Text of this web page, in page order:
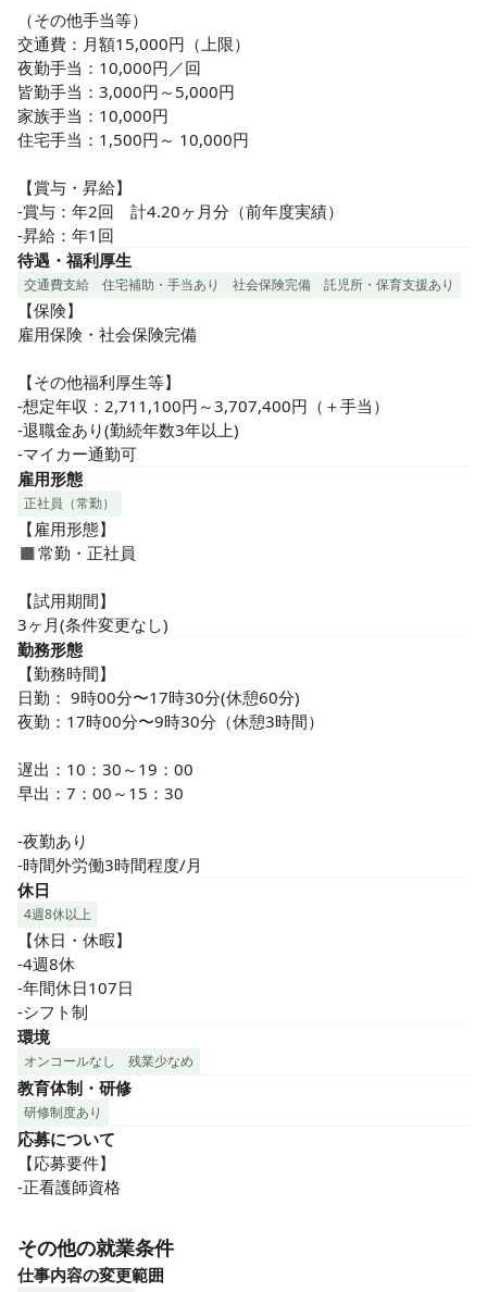
◆夜勤は仮眠180分あるので、夜勤の体負担も軽減されてい
ます。
◇研修・フォローアップ体制バッチリで安心です◇
◆教育委員会主催で月に1回の研修会がございます
◆OJT研修あり！また、老健協会の外部研修にも参加可能です
（その他手当等）
交通費：月額15,000円（上限）
夜勤手当：10,000円／回
皆勤手当：3,000円～5,000円
家族手当：10,000円
住宅手当：1,500円～ 10,000円
【賞与・昇給】
-賞与：年2回　計4.20ヶ月分（前年度実績）
-昇給：年1回
待遇・福利厚生
交通費支給 住宅補助・手当あり 社会保険完備 託児所・保育支援あり
【保険】
雇用保険・社会保険完備
【その他福利厚生等】
-想定年収：2,711,100円～3,707,400円（＋手当）
-退職金あり(勤続年数3年以上)
-マイカー通勤可
雇用形態
正社員（常勤）
【雇用形態】
◼︎常勤・正社員
【試用期間】
3ヶ月(条件変更なし)
勤務形態
【勤務時間】
日勤： 9時00分〜17時30分(休憩60分)
夜勤：17時00分〜9時30分（休憩3時間）
遅出：10：30～19：00
早出：7：00～15：30
-夜勤あり
-時間外労働3時間程度/月
休日
4週8休以上
【休日・休暇】
-4週8休
-年間休日107日
-シフト制
環境
オンコールなし 残業少なめ
教育体制・研修
研修制度あり
応募について
【応募要件】
-正看護師資格
その他の就業条件
仕事内容の変更範囲